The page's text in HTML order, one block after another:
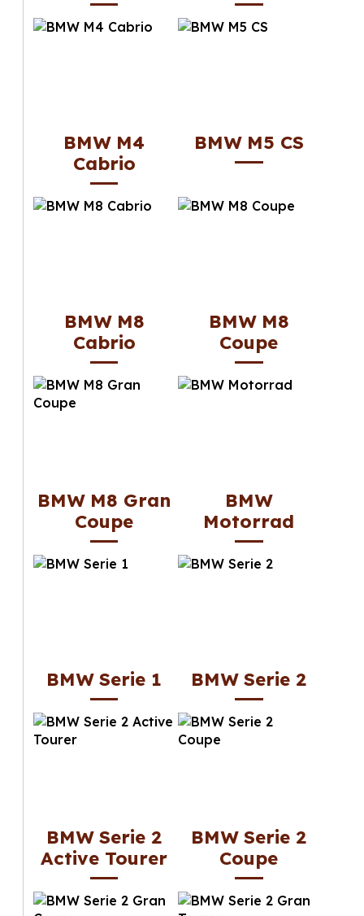
BMW M4
Cabrio
BMW M5 CS
BMW M8
Cabrio
BMW M8
Coupe
BMW M8 Gran
Coupe
BMW
Motorrad
BMW Serie 1 BMW Serie 2
BMW Serie 2
Active Tourer
BMW Serie 2
Coupe